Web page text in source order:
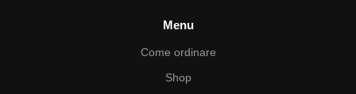
Menu
Come ordinare
Shop